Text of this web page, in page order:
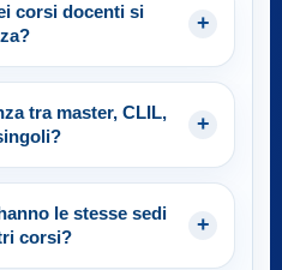
corsi docenti si
tra master, CLIL,
le stesse sedi
corsi?